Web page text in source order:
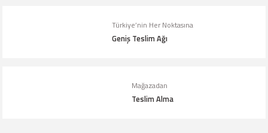
Gönder
Türkiye’nin Her Noktasına
Geniş Teslim Ağı
Mağazadan
Teslim Alma